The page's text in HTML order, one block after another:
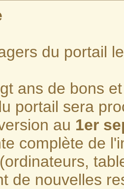
du portail
ans de bons
portail sera
au 1er
complète de
de nouvelles